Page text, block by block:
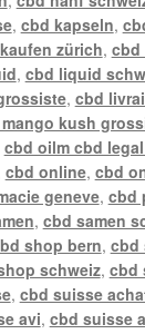
, cbd kapseln,
zürich, cbd
, cbd liquid
, cbd
kush
cbd oilm cbd
cbd online, cbd
geneve, cbd
, cbd samen
shop bern, cbd
schweiz, cbd
, cbd suisse
avi, cbd suisse